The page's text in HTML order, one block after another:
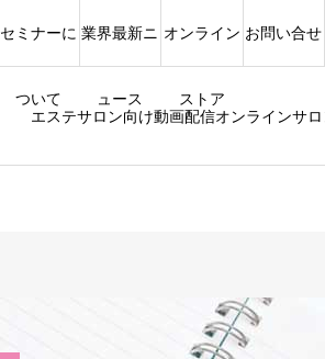
エステサロン向け動画配信オンラインサ
セミナーに
ついて
業界最新ニ
ュース
オンライン
ストア
お問い合せ